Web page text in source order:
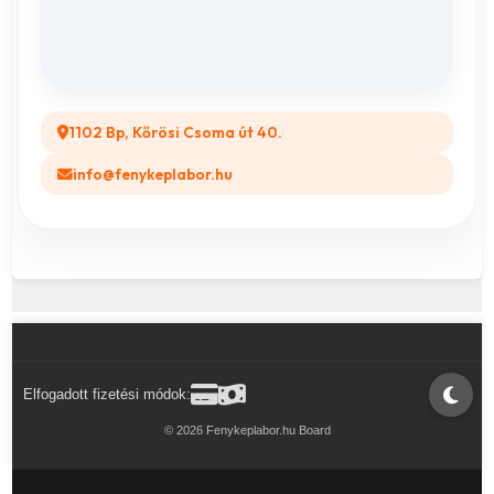
1102 Bp, Kőrösi Csoma út 40.
info@fenykeplabor.hu
Elfogadott fizetési módok:
© 2026 Fenykeplabor.hu Board